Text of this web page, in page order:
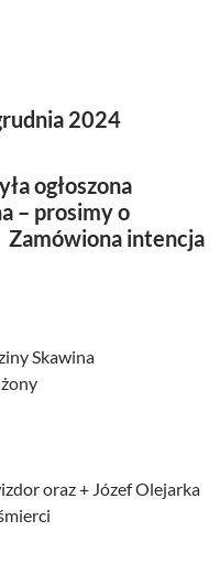
2024
ogłoszona
– prosimy o
Zamówiona intencja
Skawina
oraz + Józef Olejarka